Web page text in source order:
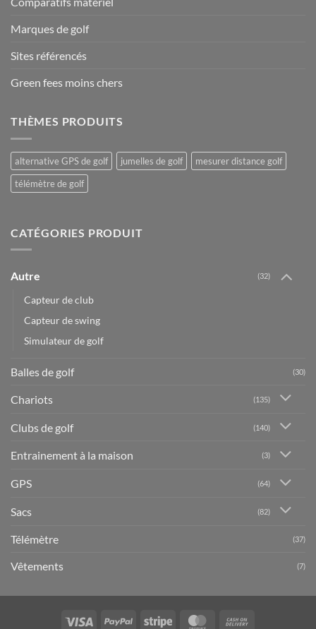
Marques de golf
Sites référencés
Green fees moins chers
THÈMES PRODUITS
alternative GPS de golf jumelles de golf
mesurer distance golf
télémètre de golf
CATÉGORIES PRODUIT
Autre (32)
Capteur de club
Capteur de swing
Simulateur de golf
Balles de golf (30)
Chariots (135)
Clubs de golf (140)
Entrainement à la maison (3)
GPS (64)
Sacs (82)
Télémètre (37)
Vêtements (7)
Visa PayPal Stripe MasterCard